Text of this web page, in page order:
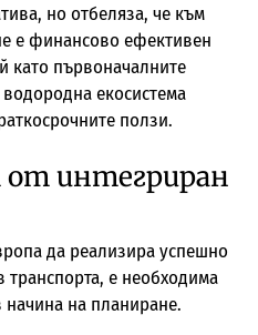
но отбеляза, че към
е финансово ефективен
като първоначалните
екосистема
ползи.
интегриран
да реализира успешно
е необходима
на планиране.